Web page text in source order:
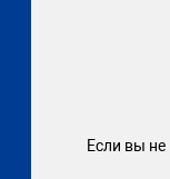
Если вы не